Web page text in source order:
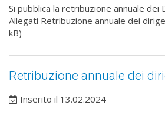
Si pubblica la retribuzione annuale dei
Allegati Retribuzione annuale dei
kB)
Retribuzione annuale dei
Inserito il 13.02.2024